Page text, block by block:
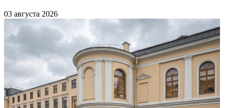
03 августа 2026